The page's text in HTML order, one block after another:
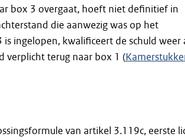
box 3 overgaat, hoeft niet definitief in
die aanwezig was op het
ingelopen, kwalificeert de schuld weer
verplicht terug naar box 1 (
van artikel 3.119c, eerste